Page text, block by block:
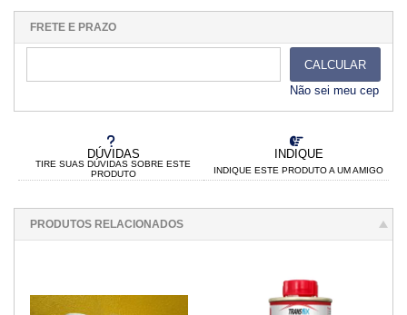
DÚVIDAS
TIRE SUAS DÚVIDAS SOBRE ESTE
PRODUTO
INDIQUE
INDIQUE ESTE PRODUTO A UM AMIGO
..
...
FRETE E PRAZO
CALCULAR
Não sei meu cep
PRODUTOS RELACIONADOS